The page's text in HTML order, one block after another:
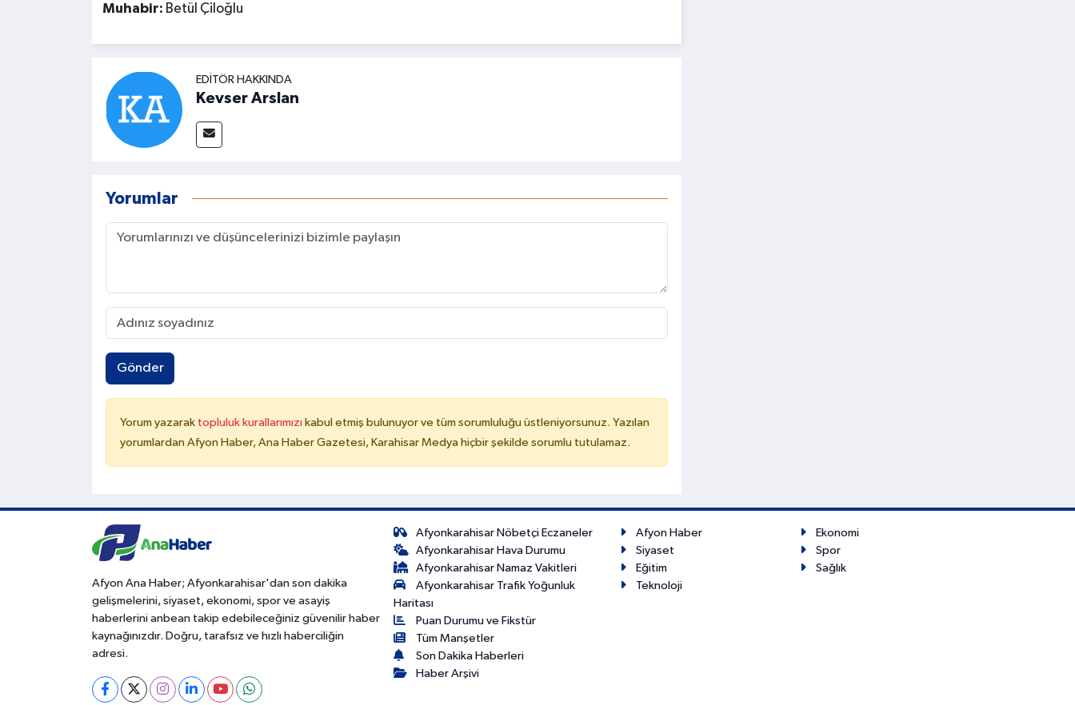
Muhabir: Betül Çiloğlu
EDITÖR HAKKINDA
Kevser Arslan
Yorumlar
Gönder
Yorum yazarak topluluk kurallarımızı kabul etmiş bulunuyor ve tüm sorumluluğu üstleniyorsunuz. Yazılan
yorumlardan Afyon Haber, Ana Haber Gazetesi, Karahisar Medya hiçbir şekilde sorumlu tutulamaz.
Afyon Ana Haber; Afyonkarahisar'dan son dakika
gelişmelerini, siyaset, ekonomi, spor ve asayiş
haberlerini anbean takip edebileceğiniz güvenilir haber
kaynağınızdır. Doğru, tarafsız ve hızlı haberciliğin
adresi.
Afyonkarahisar Nöbetçi Eczaneler
Afyonkarahisar Hava Durumu
Afyonkarahisar Namaz Vakitleri
Afyonkarahisar Trafik Yoğunluk
Haritası
Puan Durumu ve Fikstür
Tüm Manşetler
Son Dakika Haberleri
Haber Arşivi
Afyon Haber
Ekonomi
Siyaset
Spor
Eğitim
Sağlık
Teknoloji